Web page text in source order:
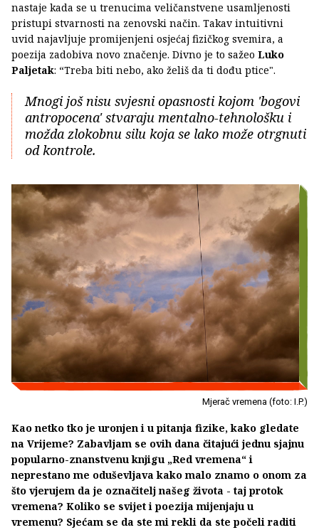
nastaje kada se u trenucima veličanstvene usamljenosti
pristupi stvarnosti na zenovski način. Takav intuitivni
uvid najavljuje promijenjeni osjećaj fizičkog svemira, a
poezija zadobiva novo značenje. Divno je to sažeo Luko
Paljetak: “Treba biti nebo, ako želiš da ti dođu ptice".
Mnogi još nisu svjesni opasnosti kojom 'bogovi
antropocena' stvaraju mentalno-tehnološku i
možda zlokobnu silu koja se lako može otrgnuti
od kontrole.
Mjerač vremena (foto: I.P.)
Kao netko tko je uronjen i u pitanja fizike, kako gledate
na Vrijeme? Zabavljam se ovih dana čitajući jednu sjajnu
popularno-znanstvenu knjigu „Red vremena“ i
neprestano me oduševljava kako malo znamo o onom za
što vjerujem da je označitelj našeg života - taj protok
vremena? Koliko se svijet i poezija mijenjaju u
vremenu? Sjećam se da ste mi rekli da ste počeli raditi